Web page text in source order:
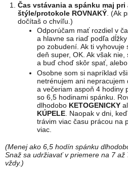
Čas vstávania a spánku maj
štýle/protokole ROVNAKÝ . (Ak
dočítaš o chvíľu.)
Odporúčam mať rozdiel v
a hlavne sa riaď podľa
po zobudení. Ak ti
deň super, OK. Ak však
a buď choď skôr spať, alebo
Osobne som si napríklad
netrénujem ani nepracujem
a večeriam aspoň 4 hodiny
so 6,5 hodinami spánku.
dlhodobo KETOGENICKY
KÚPELE. Naopak v dni, keď
trávim viac času prácou na
viac.
(Menej ako 6,5 hodín spánku
Snaž sa udržiavať v priemere na 7
vždy.)